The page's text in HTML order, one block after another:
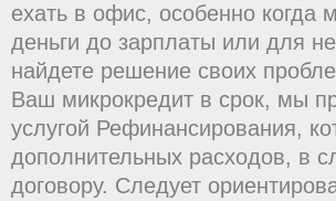
ехать в офис, особенно
деньги до зарплаты или для
найдете решение своих
Ваш микрокредит в срок, мы
услугой Рефинансирования,
дополнительных расходов, в
договору. Следует